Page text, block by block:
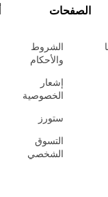
الصفحات
الشروط
والأحكام
إشعار
الخصوصية
ستورز
التسوق
الشخصي